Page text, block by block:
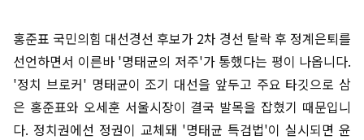
홍준표 국민의힘 대선경선 후보가 2차 경선 탈락 후 정계은퇴를
선언하면서 이른바 '명태균의 저주'가 통했다는 평이 나옵니다.
'정치 브로커' 명태균이 조기 대선을 앞두고 주요 타깃으로 삼
은 홍준표와 오세훈 서울시장이 결국 발목을 잡혔기 때문입니
다. 정치권에선 정권이 교체돼 '명태균 특검법'이 실시되면 윤